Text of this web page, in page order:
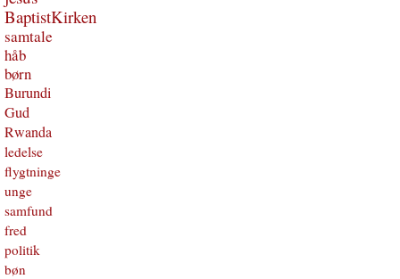
BaptistKirken
samtale
håb
børn
Burundi
Gud
Rwanda
ledelse
flygtninge
unge
samfund
fred
politik
bøn